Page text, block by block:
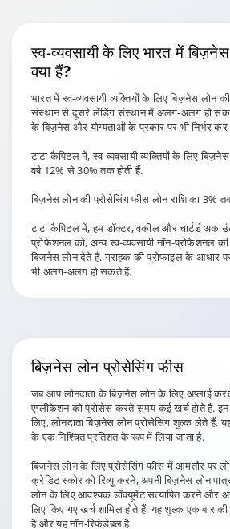
स्व-व्यवसायी के लिए भारत में
क्या हैं?
भारत में स्व-व्यवसायी व्यक्तियों के लिए बिज़नेस लोन
संस्थान से दूसरे लेंडिंग संस्थान में अलग-अलग हो
के बिज़नेस और योग्यताओं के प्रकार पर भी निर्भर
टाटा कैपिटल में, स्व-व्यवसायी व्यक्तियों के लिए
वर्ष 12% से 30% तक होती हैं.
बिज़नेस लोन की प्रोसेसिंग फीस लोन राशि का 3%
टाटा कैपिटल में, हम डॉक्टर, वकील और चार्टर्ड
प्रोफेशनल को, अन्य स्व-व्यवसायी नॉन-प्रोफेशनल
बिजनेस लोन देते हैं. ग्राहक की प्रोफाइल के आधार
भी अलग-अलग हो सकते हैं.
बिज़नेस लोनप्रोसेसिंग फीस
जब आप लोनदाता के बिज़नेस लोन के लिए अप्लाई
एप्लीकेशन को प्रोसेस करते समय कई खर्च होते हैं.
लिए, लोनदाता बिज़नेस लोन प्रोसेसिंग शुल्क लेते हैं.
के एक निश्चित प्रतिशत के रूप में लिया जाता है.
बिज़नेस लोन के लिए प्रोसेसिंग फीस में आमतौर पर
क्रेडिट स्कोर को रिव्यू करने, अपनी बिज़नेस लोन
लोन के लिए आवश्यक डॉक्यूमेंट सत्यापित करने और
लिए किए गए खर्च शामिल होते हैं. यह शुल्क एक बार
है और यह नॉन-रिफंडेबल है.